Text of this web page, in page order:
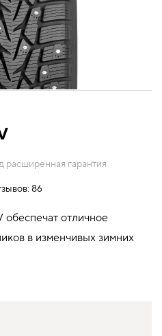
расширенная гарантия
86
отличное
в изменчивых зимних